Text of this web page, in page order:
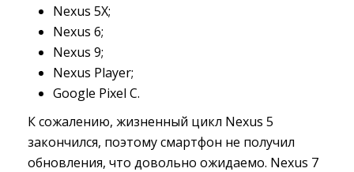
Nexus 5X;
Nexus 6;
Nexus 9;
Nexus Player;
Google Pixel C.
К сожалению, жизненный цикл Nexus 5
закончился, поэтому смартфон не получил
обновления, что довольно ожидаемо. Nexus 7